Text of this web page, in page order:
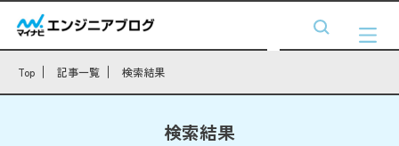
Top 記事一覧 検索結果
検索結果